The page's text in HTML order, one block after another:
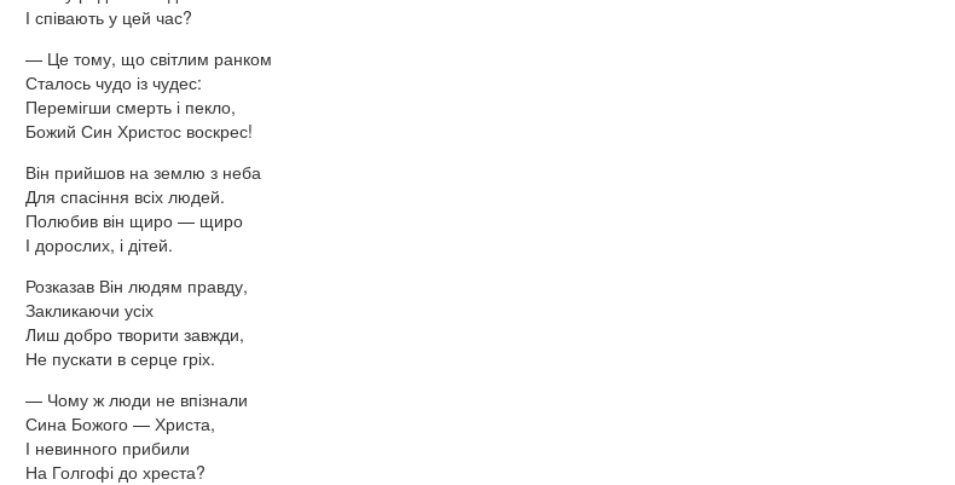
І співають у цей час?
— Це тому, що світлим ранком
Сталось чудо із чудес:
Перемігши смерть і пекло,
Божий Син Христос воскрес!
Він прийшов на землю з неба
Для спасіння всіх людей.
Полюбив він щиро — щиро
І дорослих, і дітей.
Розказав Він людям правду,
Закликаючи усіх
Лиш добро творити завжди,
Не пускати в серце гріх.
— Чому ж люди не впізнали
Сина Божого — Христа,
І невинного прибили
На Голгофі до хреста?